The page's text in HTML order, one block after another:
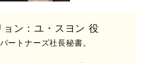
ョン：ユ・スヨン 役
ートナーズ社長秘書。